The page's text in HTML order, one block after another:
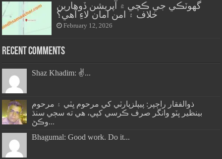
گهوٽڪي جي ڪچي ۾ آپريشن ڏوهارين
خلاف ۽ امن امان لاءِ آهي؟
February 12, 2026
Recent Comments
Shaz Khadim: ✌️...
ذوالفقار راڄپر: پيپلزپارٽي کي مرحوم ڀٽي ۽ مرحوم
بينظير ڀٽو وانگر صرف ڪرسي کپي، هي ته سڄي سنڌ
وڪڻ...
Bhagumal: Good work. Do it...